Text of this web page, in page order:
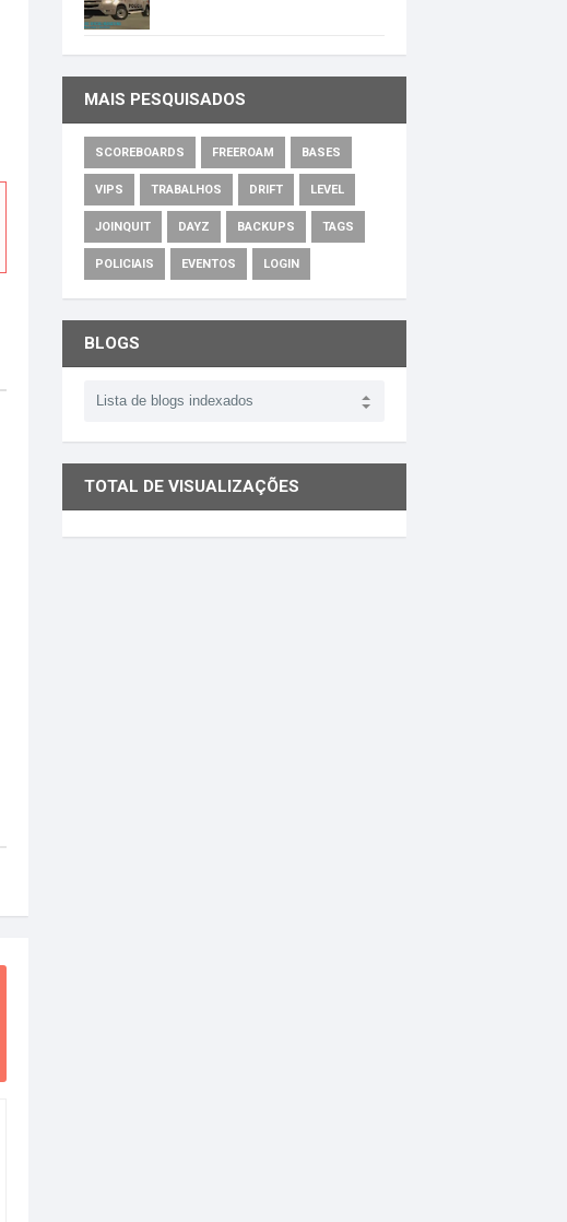
MAIS PESQUISADOS
SCOREBOARDS FREEROAM BASES
VIPS TRABALHOS DRIFT LEVEL
JOINQUIT DAYZ BACKUPS TAGS
POLICIAIS EVENTOS LOGIN
BLOGS
TOTAL DE VISUALIZAÇÕES